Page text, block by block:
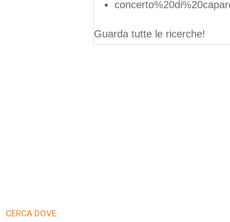
Guarda tutte le ricerche!
CERCA DOVE: